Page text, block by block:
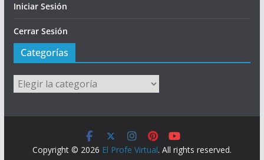
Iniciar Sesión
Cerrar Sesión
Categorías
Categorías
Copyright © 2026 El Profe Virtual. All rights reserved.